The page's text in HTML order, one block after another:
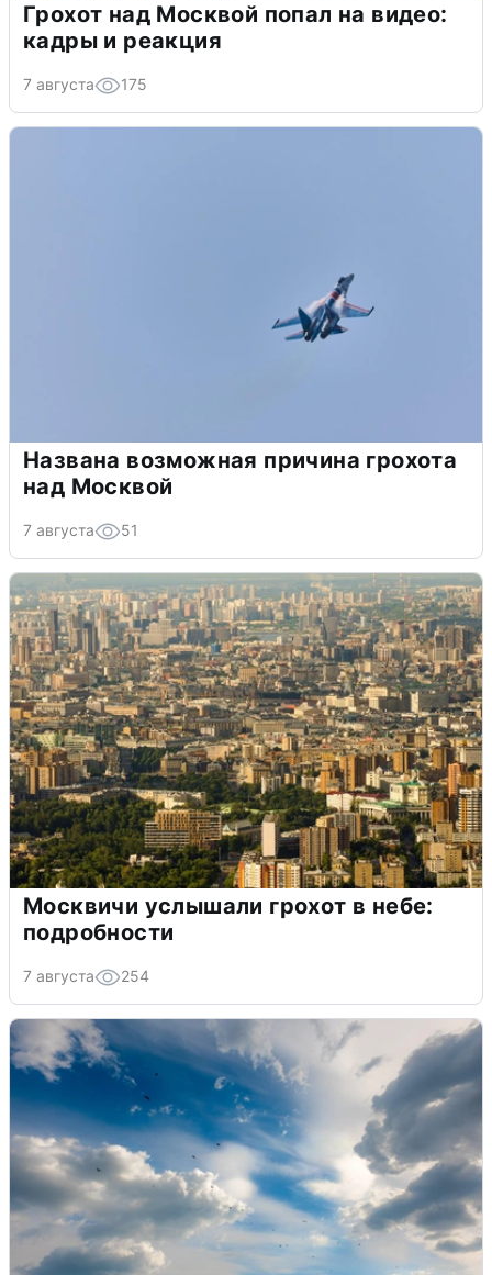
Грохот над Москвой попал на видео:
кадры и реакция
7 августа 175
Названа возможная причина грохота
над Москвой
7 августа 51
Москвичи услышали грохот в небе:
подробности
7 августа 254